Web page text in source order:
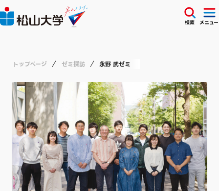
検索 メニュー
トップページ ゼミ探訪 永野 武ゼミ